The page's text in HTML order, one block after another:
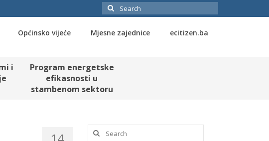
Search
for:
Općinsko vijeće Mjesne zajednice ecitizen.ba
i
Program energetske
efikasnosti u
stambenom sektoru
Search
for: